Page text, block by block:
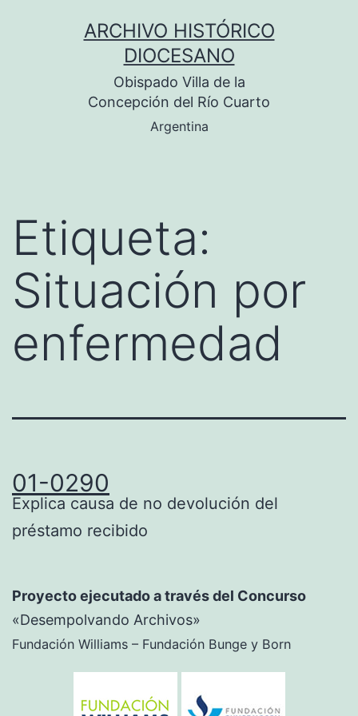
ARCHIVO HISTÓRICO
DIOCESANO
Obispado Villa de la
Concepción del Río Cuarto
Argentina
Etiqueta:
Situación por
enfermedad
01-0290
Explica causa de no devolución del
préstamo recibido
Proyecto ejecutado a través del Concurso
«Desempolvando Archivos»
Fundación Williams – Fundación Bunge y Born